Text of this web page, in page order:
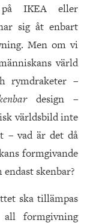
IKEA eller
sig åt enbart
Men om vi
värld
rymdraketer –
design –
världsbild inte
– vad är det då
formgivande
skenbar?
ska tillämpas
formgivning